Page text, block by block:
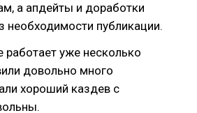
а апдейты и доработки
необходимости публикации.
работает уже несколько
довольно много
хороший каздев с